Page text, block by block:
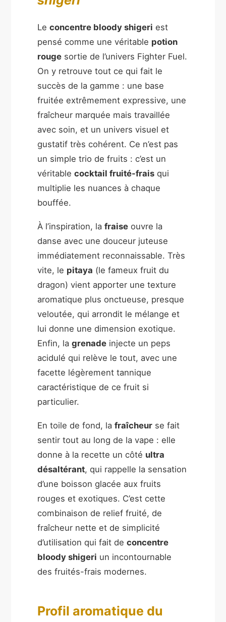
Leconcentre bloody shigeri est
pensé comme une véritable potion
rouge sortie de l’univers Fighter Fuel.
On y retrouve tout ce qui fait le
succès de la gamme : une base
fruitée extrêmement expressive, une
fraîcheur marquée mais travaillée
avec soin, et un univers visuel et
gustatif très cohérent. Ce n’est pas
un simple trio de fruits : c’est un
véritablecocktail fruité-frais qui
multiplie les nuances à chaque
bouffée.
À l’inspiration, lafraise ouvre la
danse avec une douceur juteuse
immédiatement reconnaissable. Très
vite, le pitaya (le fameux fruit du
dragon) vient apporter une texture
aromatique plus onctueuse, presque
veloutée, qui arrondit le mélange et
lui donne une dimension exotique.
Enfin, lagrenade injecte un peps
acidulé qui relève le tout, avec une
facette légèrement tannique
caractéristique de ce fruit si
particulier.
En toile de fond, lafraîcheur se fait
sentir tout au long de la vape : elle
donne à la recette un côté ultra
désaltérant, qui rappelle la sensation
d’une boisson glacée aux fruits
rouges et exotiques. C’est cette
combinaison de relief fruité, de
fraîcheur nette et de simplicité
d’utilisation qui fait deconcentre
bloody shigeri un incontournable
des fruités-frais modernes.
Profil aromatique du